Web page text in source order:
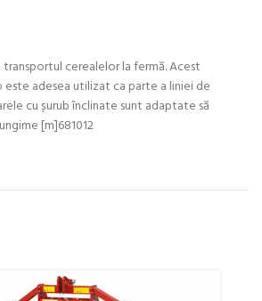
cerealelor la fermă. Acest
adesea utilizat ca parte a liniei de
cu șurub înclinate sunt adaptate să
[m]681012